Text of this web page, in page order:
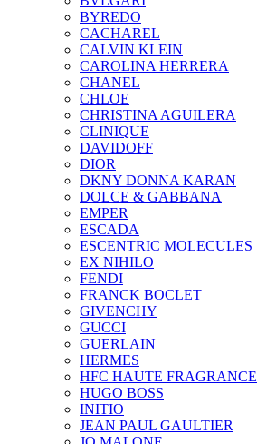
BYREDO
CACHAREL
CALVIN KLEIN
CAROLINA HERRERA
CHANEL
CHLOE
CHRISTINA AGUILERA
CLINIQUE
DAVIDOFF
DIOR
DKNY DONNA KARAN
DOLCE & GABBANA
EMPER
ESCADA
ESCENTRIC MOLECULES
EX NIHILO
FENDI
FRANCK BOCLET
GIVENCHY
GUCCI
GUERLAIN
HERMES
HFC HAUTE
HUGO BOSS
INITIO
JEAN PAUL GAULTIER